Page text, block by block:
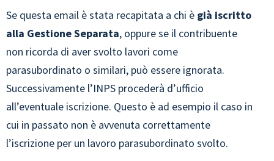
Se questa email è stata recapitata a chi è già iscritto
alla Gestione Separata, oppure se il contribuente
non ricorda di aver svolto lavori come
parasubordinato o similari, può essere ignorata.
Successivamente l’INPS procederà d’ufficio
all’eventuale iscrizione. Questo è ad esempio il caso in
cui in passato non è avvenuta correttamente
l’iscrizione per un lavoro parasubordinato svolto.